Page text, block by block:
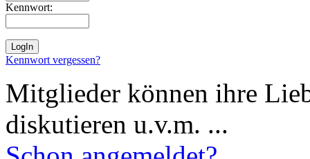
Kennwort:
Kennwort vergessen?
Mitglieder können ihre
diskutieren u.v.m. ...